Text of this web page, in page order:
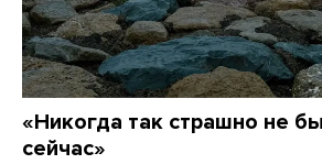
«Никогда так страшно не
сейчас»